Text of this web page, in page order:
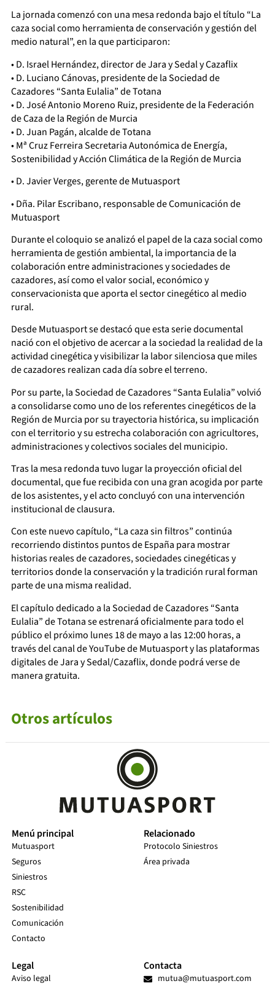
La jornada comenzó con una mesa redonda bajo el título “La
caza social como herramienta de conservación y gestión del
medio natural”, en la que participaron:
• D. Israel Hernández, director de Jara y Sedal y Cazaflix
• D. Luciano Cánovas, presidente de la Sociedad de
Cazadores “Santa Eulalia” de Totana
• D. José Antonio Moreno Ruiz, presidente de la Federación
de Caza de la Región de Murcia
• D. Juan Pagán, alcalde de Totana
• Mª Cruz Ferreira Secretaria Autonómica de Energía,
Sostenibilidad y Acción Climática de la Región de Murcia
• D. Javier Verges, gerente de Mutuasport
• Dña. Pilar Escribano, responsable de Comunicación de
Mutuasport
Durante el coloquio se analizó el papel de la caza social como
herramienta de gestión ambiental, la importancia de la
colaboración entre administraciones y sociedades de
cazadores, así como el valor social, económico y
conservacionista que aporta el sector cinegético al medio
rural.
Desde Mutuasport se destacó que esta serie documental
nació con el objetivo de acercar a la sociedad la realidad de la
actividad cinegética y visibilizar la labor silenciosa que miles
de cazadores realizan cada día sobre el terreno.
Por su parte, la Sociedad de Cazadores “Santa Eulalia” volvió
a consolidarse como uno de los referentes cinegéticos de la
Región de Murcia por su trayectoria histórica, su implicación
con el territorio y su estrecha colaboración con agricultores,
administraciones y colectivos sociales del municipio.
Tras la mesa redonda tuvo lugar la proyección oficial del
documental, que fue recibida con una gran acogida por parte
de los asistentes, y el acto concluyó con una intervención
institucional de clausura.
Con este nuevo capítulo, “La caza sin filtros” continúa
recorriendo distintos puntos de España para mostrar
historias reales de cazadores, sociedades cinegéticas y
territorios donde la conservación y la tradición rural forman
parte de una misma realidad.
El capítulo dedicado a la Sociedad de Cazadores “Santa
Eulalia” de Totana se estrenará oficialmente para todo el
público el próximo lunes 18 de mayo a las 12:00 horas, a
través del canal de YouTube de Mutuasport y las plataformas
digitales de Jara y Sedal/Cazaflix, donde podrá verse de
manera gratuita.
Otros artículos
Menú principal
Mutuasport
Seguros
Siniestros
RSC
Sostenibilidad
Comunicación
Contacto
Relacionado
Protocolo Siniestros
Área privada
Legal
Aviso legal
Contacta
mutua@mutuasport.com